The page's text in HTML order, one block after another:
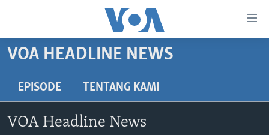
Akses
Utama
Lanjut
DUNIA
POLYGRAPH
VOA HEADLINE NEWS
EPISODE TENTANG KAMI
VOA Headline News